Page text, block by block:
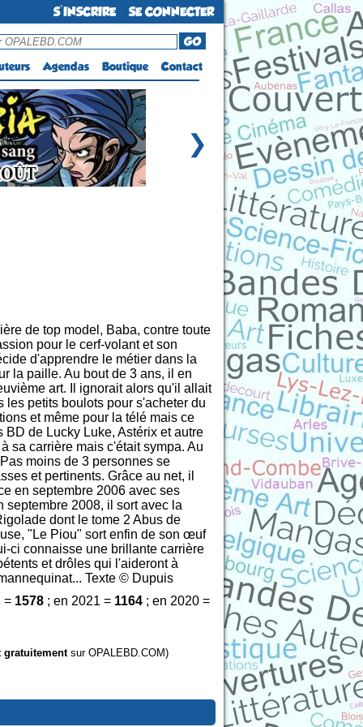
S'INSCRIRE SE CONNECTER
GO
Agendas Boutique Contact
❯
de top model, Baba, contre toute
pour le cerf-volant et son
d'apprendre le métier dans la
la paille. Au bout de 3 ans, il en
art. Il ignorait alors qu'il allait
petits boulots pour s'acheter du
et même pour la télé mais ce
de Lucky Luke, Astérix et autre
sa carrière mais c'était sympa. Au
moins de 3 personnes se
et pertinents. Grâce au net, il
en septembre 2006 avec ses
septembre 2008, il sort avec la
dont le tome 2 Abus de
"Le Piou" sort enfin de son œuf
ci connaisse une brillante carrière
et drôles qui l'aideront à
Texte © Dupuis
= 1578 ; en 2021 = 1164 ; en 2020 =
sur OPALEBD.COM)